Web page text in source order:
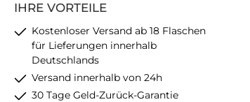
IHRE VORTEILE
Kostenloser Versand ab 18 Flaschen
für Lieferungen innerhalb
Deutschlands
Versand innerhalb von 24h
30 Tage Geld-Zurück-Garantie